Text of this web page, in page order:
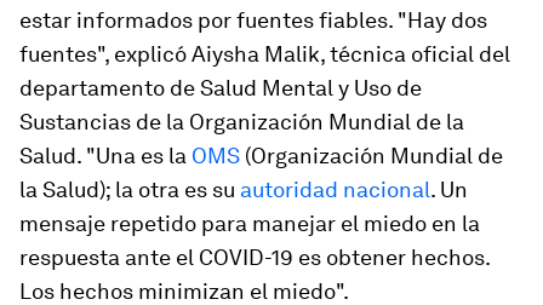
estar informados por fuentes fiables. "Hay dos
fuentes", explicó Aiysha Malik, técnica oficial del
departamento de Salud Mental y Uso de
Sustancias de la Organización Mundial de la
Salud. "Una es la OMS (Organización Mundial de
la Salud); la otra es su autoridad nacional. Un
mensaje repetido para manejar el miedo en la
respuesta ante el COVID-19 es obtener hechos.
Los hechos minimizan el miedo".